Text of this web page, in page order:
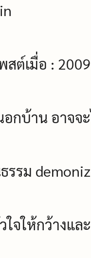
สต์เมื่อ :
กบ้าน อาจจ
รรม
จให้กว้างแ